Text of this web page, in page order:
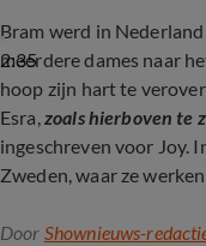
2:35
Bram werd in
meerdere dames naar
hoop zijn hart te
Esra,zoals hierboven te
ingeschreven voor Joy.
Zweden, waar ze
Door Shownieuws-